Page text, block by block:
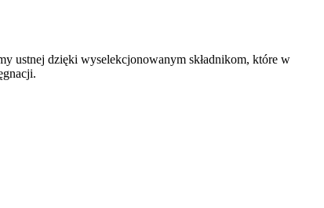
ustnej dzięki wyselekcjonowanym składnikom, które w